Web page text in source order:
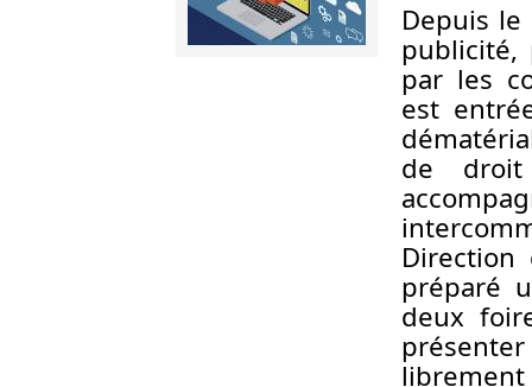
Depuis
publicité,
par les
est
de
Direction
préparé
deux